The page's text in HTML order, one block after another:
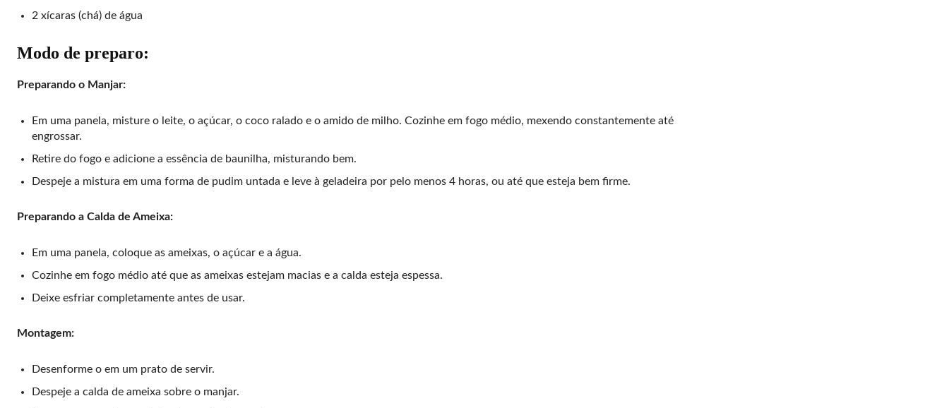
2 xícaras (chá) de água
Modo de preparo:
Preparando o Manjar:
Em uma panela, misture o leite, o açúcar, o coco ralado e o amido de milho. Cozinhe em fogo médio, mexendo constantemente até
engrossar.
Retire do fogo e adicione a essência de baunilha, misturando bem.
Despeje a mistura em uma forma de pudim untada e leve à geladeira por pelo menos 4 horas, ou até que esteja bem firme.
Preparando a Calda de Ameixa:
Em uma panela, coloque as ameixas, o açúcar e a água.
Cozinhe em fogo médio até que as ameixas estejam macias e a calda esteja espessa.
Deixe esfriar completamente antes de usar.
Montagem:
Desenforme o em um prato de servir.
Despeje a calda de ameixa sobre o manjar.